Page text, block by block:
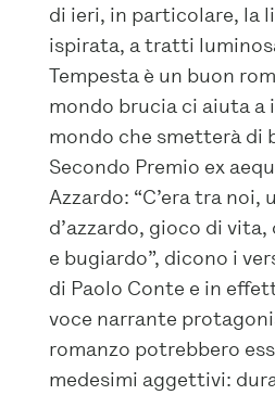
di ieri, in particolare, la
ispirata, a tratti
Tempesta è un buon
mondo brucia ci aiuta a
mondo che smetterà di
Secondo Premio ex
Azzardo: “C’era tra noi,
d’azzardo, gioco di vita,
e bugiardo”, dicono i
di Paolo Conte e in
voce narrante
romanzo potrebbero
medesimi aggettivi: